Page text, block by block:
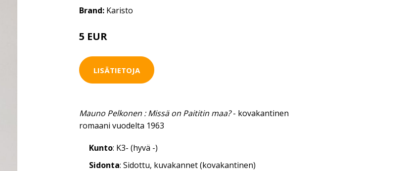
Brand: Karisto
5 EUR
LISÄTIETOJA
Mauno Pelkonen : Missä on Paititin maa?- kovakantinen
romaani vuodelta 1963
Kunto: K3- (hyvä -)
Sidonta: Sidottu, kuvakannet (kovakantinen)